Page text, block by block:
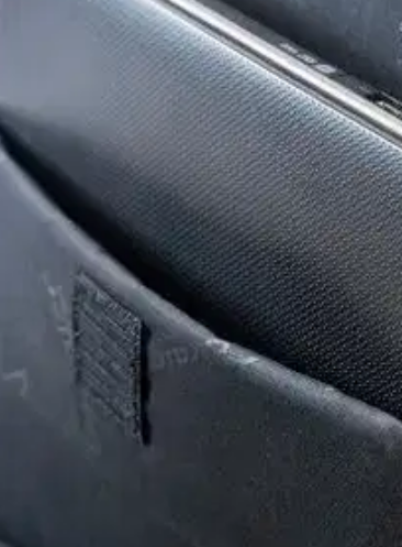
BPT L 55 cm musta